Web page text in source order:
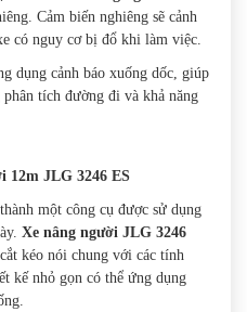
Cảm biến nghiêng sẽ cảnh
có nguy cơ bị đổ khi làm việc.
dụng cảnh báo xuống dốc, giúp
tích đường đi và khả năng
12m JLG 3246 ES
một công cụ được sử dụng
Xe nâng người JLG 3246
kéo nói chung với các tính
kế nhỏ gọn có thể ứng dụng